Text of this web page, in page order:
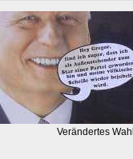
Verändertes